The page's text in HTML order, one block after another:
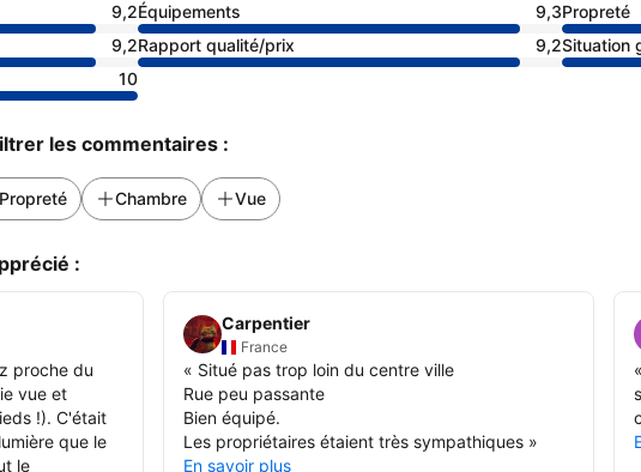
9,2Équipements 9,3Propreté
9,2Rapport qualité/prix 9,2Situation
10
les commentaires :
Propreté Chambre Vue
:
proche du
vue et
!). C'était
que le
le
Carpentier
France
« Situé pas trop loin du centre ville
Rue peu passante
Bien équipé.
Les propriétaires étaient très sympathiques »
En savoir plus
«